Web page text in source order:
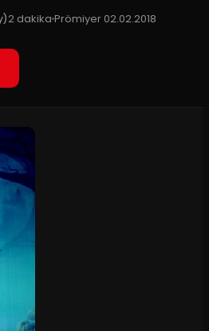
2 dakikaPrömiyer 02.02.2018